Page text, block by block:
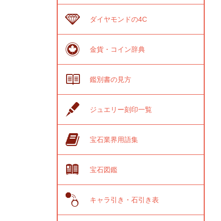
ダイヤモンドの4C
金貨・コイン辞典
鑑別書の見方
ジュエリー刻印一覧
宝石業界用語集
宝石図鑑
キャラ引き・石引き表